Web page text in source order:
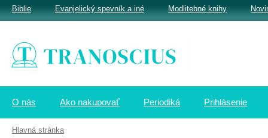
O nás Ako nakupovať Periodiká Prihlásenie
Biblie Evanjelický spevník a iné Modlitebné knihy
Hlavná stránka